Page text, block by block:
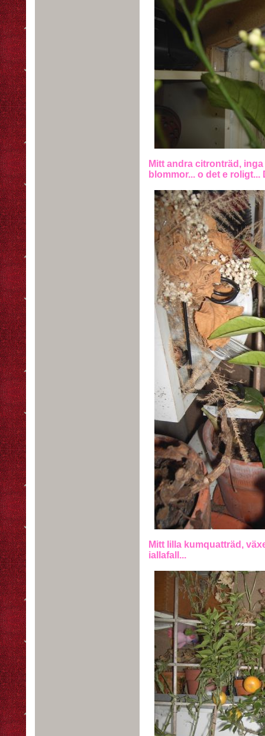
Mitt andra citronträd,
blommor... o det e
Mitt lilla kumquatträd,
iallafall...